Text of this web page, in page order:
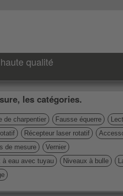
qualité
les catégories.
de charpentier Fausse équerre
Récepteur laser rotatif
de mesure
Vernier
à eau avec tuyau Niveaux à bulle